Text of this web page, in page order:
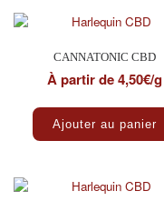
CANNATONIC CBD
À partir de 4,50€/g
Ajouter au panier